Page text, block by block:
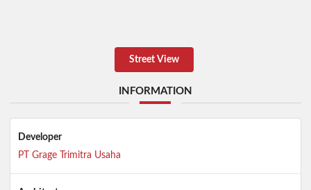
Street View
INFORMATION
Developer
PT Grage Trimitra Usaha